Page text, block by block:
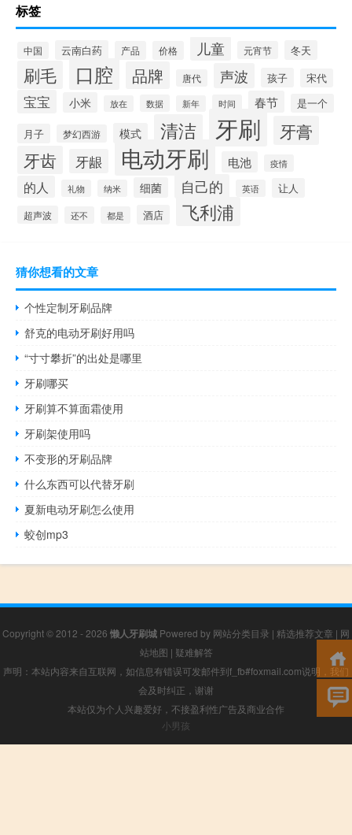
标签
中国 云南白药 产品 价格 儿童 元宵节 冬天
刷毛 口腔 品牌 唐代 声波 孩子 宋代
宝宝 小米 放在 数据 新年 时间 春节 是一个
月子 梦幻西游 模式 清洁 牙刷 牙膏
牙齿 牙龈 电动牙刷 电池 疫情
的人 礼物 纳米 细菌 自己的 英语 让人
超声波 还不 都是 酒店 飞利浦
猜你想看的文章
个性定制牙刷品牌
舒克的电动牙刷好用吗
“寸寸攀折”的出处是哪里
牙刷哪买
牙刷算不算面霜使用
牙刷架使用吗
不变形的牙刷品牌
什么东西可以代替牙刷
夏新电动牙刷怎么使用
蛟创mp3
Copyright © 2012 - 2026 懒人牙刷城 Powered by 网站分类目录 | 精选推荐文章 | 网
站地图 | 疑难解答
声明：本站内容来自互联网，如信息有错误可发邮件到f_fb#foxmail.com说明，我们
会及时纠正，谢谢
本站仅为个人兴趣爱好，不接盈利性广告及商业合作
小男孩